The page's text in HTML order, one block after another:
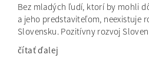
Bez mladých ľudí, ktorí by mohli
a jeho predstaviteľom, neexistuje
Slovensku. Pozitívny rozvoj
čítať ďalej